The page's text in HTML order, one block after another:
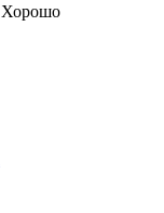
Хорошо